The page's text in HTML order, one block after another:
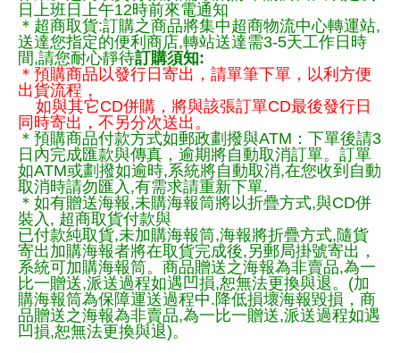
日上班日上午12時前來電通知
＊超商取貨:訂購之商品將集中超商物流中心轉運站,
送達您指定的便利商店,轉站送達需3-5天工作日時
間,請您耐心靜待訂購須知:
＊預購商品以發行日寄出，請單筆下單，以利方便
出貨流程，
如與其它CD併購，將與該張訂單CD最後發行日
同時寄出，不另分次送出。
＊預購商品付款方式如郵政劃撥與ATM：下單後請3
日內完成匯款與傳真，逾期將自動取消訂單。訂單
如ATM或劃撥如逾時,系統將自動取消,在您收到自動
取消時請勿匯入,有需求請重新下單.
＊如有贈送海報,未購海報筒將以折疊方式,與CD併
裝入, 超商取貨付款與
已付款純取貨,未加購海報筒,海報將折疊方式,隨貨
寄出加購海報者將在取貨完成後,另郵局掛號寄出，
系統可加購海報筒。商品贈送之海報為非賣品,為一
比一贈送,派送過程如遇凹損,恕無法更換與退。(加
購海報筒為保障運送過程中.降低損壞海報毀損，商
品贈送之海報為非賣品,為一比一贈送,派送過程如遇
凹損,恕無法更換與退)。